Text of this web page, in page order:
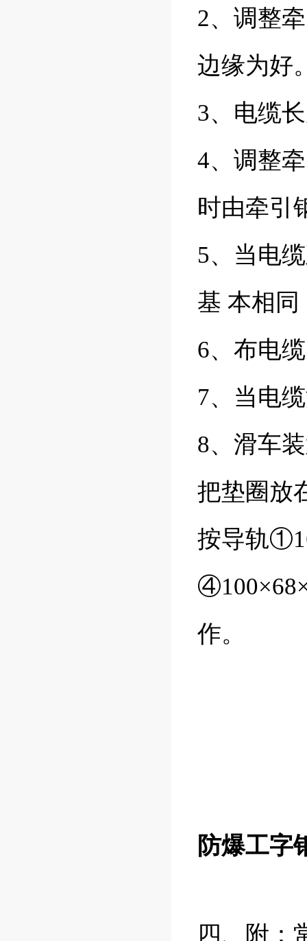
2、调整
边缘为好
3、电缆
4、调整
时由牵引
5、当电
基 本相同
6、布电
7、当电
8、滑车
把垫圈放
按导轨①
④100×68
作。
防爆工字
四、附：